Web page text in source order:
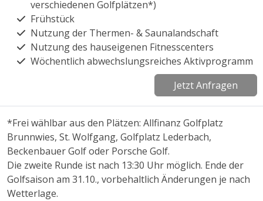
verschiedenen Golfplätzen*)
Frühstück
Nutzung der Thermen- & Saunalandschaft
Nutzung des hauseigenen Fitnesscenters
Wöchentlich abwechslungsreiches Aktivprogramm
Jetzt Anfragen
*Frei wählbar aus den Plätzen: Allfinanz Golfplatz
Brunnwies, St. Wolfgang, Golfplatz Lederbach,
Beckenbauer Golf oder Porsche Golf.
Die zweite Runde ist nach 13:30 Uhr möglich. Ende der
Golfsaison am 31.10., vorbehaltlich Änderungen je nach
Wetterlage.